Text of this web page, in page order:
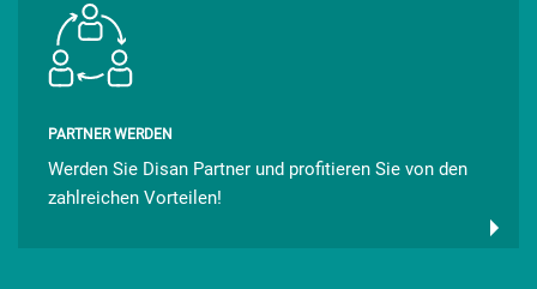
PARTNER WERDEN
Werden Sie Disan Partner und profitieren Sie von den
zahlreichen Vorteilen!